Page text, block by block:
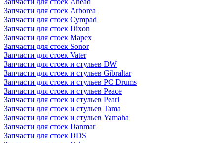
Запчасти для стоек Ahead
Запчасти для стоек Arborea
Запчасти для стоек Cympad
Запчасти для стоек Dixon
Запчасти для стоек Mapex
Запчасти для стоек Sonor
Запчасти для стоек Vater
Запчасти для стоек и стульев DW
Запчасти для стоек и стульев Gibraltar
Запчасти для стоек и стульев PC Drums
Запчасти для стоек и стульев Peace
Запчасти для стоек и стульев Pearl
Запчасти для стоек и стульев Tama
Запчасти для стоек и стульев Yamaha
Запчасти для стоек Danmar
Запчасти для стоек DDS